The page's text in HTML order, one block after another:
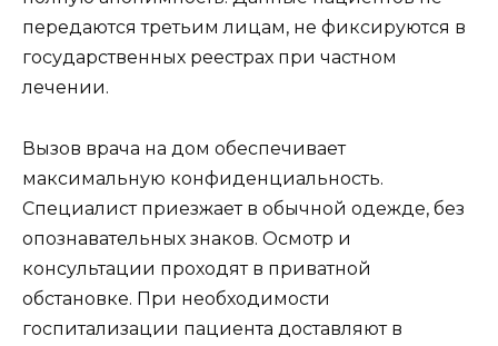
передаются третьим лицам, не фиксируются в
государственных реестрах при частном
лечении.
Вызов врача на дом обеспечивает
максимальную конфиденциальность.
Специалист приезжает в обычной одежде, без
опознавательных знаков. Осмотр и
консультации проходят в приватной
обстановке. При необходимости
госпитализации пациента доставляют в